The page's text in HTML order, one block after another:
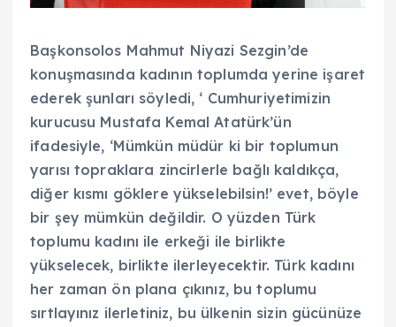
Başkonsolos Mahmut Niyazi Sezgin’de
konuşmasında kadının toplumda yerine işaret
ederek şunları söyledi, ‘ Cumhuriyetimizin
kurucusu Mustafa Kemal Atatürk’ün
ifadesiyle, ‘Mümkün müdür ki bir toplumun
yarısı topraklara zincirlerle bağlı kaldıkça,
diğer kısmı göklere yükselebilsin!’ evet, böyle
bir şey mümkün değildir. O yüzden Türk
toplumu kadını ile erkeği ile birlikte
yükselecek, birlikte ilerleyecektir. Türk kadını
her zaman ön plana çıkınız, bu toplumu
sırtlayınız ilerletiniz, bu ülkenin sizin gücünüze